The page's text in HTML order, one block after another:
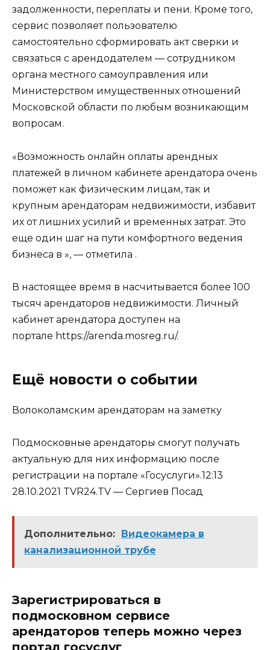
задолженности, переплаты и пени. Кроме того,
сервис позволяет пользователю
самостоятельно сформировать акт сверки и
связаться с арендодателем — сотрудником
органа местного самоуправления или
Министерством имущественных отношений
Московской области по любым возникающим
вопросам.
«Возможность онлайн оплаты арендных
платежей в личном кабинете арендатора очень
поможет как физическим лицам, так и
крупным арендаторам недвижимости, избавит
их от лишних усилий и временных затрат. Это
еще один шаг на пути комфортного ведения
бизнеса в », — отметила .
В настоящее время в насчитывается более 100
тысяч арендаторов недвижимости. Личный
кабинет арендатора доступен на
портале https://arenda.mosreg.ru/.
Ещё новости о событии
Волоколамским арендаторам на заметку
Подмосковные арендаторы смогут получать
актуальную для них информацию после
регистрации на портале «Госуслуги».12:13
28.10.2021 TVR24.TV — Сергиев Посад
Дополнительно:
Видеокамера в
канализационной трубе
Зарегистрироваться в
подмосковном сервисе
арендаторов теперь можно через